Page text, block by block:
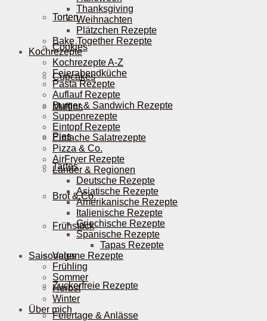
Torten
Cookies
Cupcakes
Muffins
Pies
Tartes
Brot & Co.
Frühstück
Vegane Rezepte
Zuckerfreie Rezepte
Feiertage & Anlässe
Thanksgiving
Weihnachten
Plätzchen Rezepte
Bake Together Rezepte
Kochrezepte
Kochrezepte A-Z
Feierabendküche
Pasta Rezepte
Auflauf Rezepte
Burger & Sandwich Rezepte
Suppenrezepte
Eintopf Rezepte
Einfache Salatrezepte
Pizza & Co.
AirFryer Rezepte
Länder & Regionen
Deutsche Rezepte
Asiatische Rezepte
Amerikanische Rezepte
Italienische Rezepte
Griechische Rezepte
Spanische Rezepte
Tapas Rezepte
Saisonales
Frühling
Sommer
Herbst
Winter
Über mich